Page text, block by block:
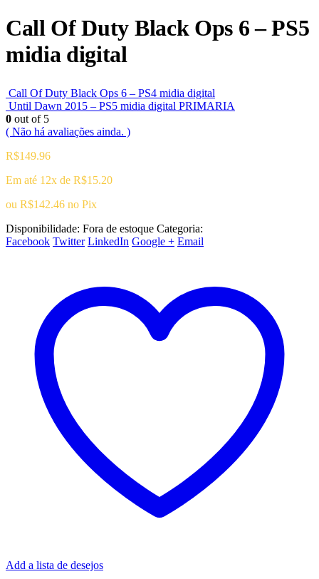
Call Of Duty Black Ops 6 – PS5
midia digital
Call Of Duty Black Ops 6 – PS4 midia digital
Until Dawn 2015 – PS5 midia digital PRIMARIA
0 out of 5
( Não há avaliações ainda. )
R$149.96
Em até 12x de R$15.20
ou R$142.46 no Pix
Disponibilidade: Fora de estoque Categoria:
Facebook Twitter LinkedIn Google + Email
Add a lista de desejos